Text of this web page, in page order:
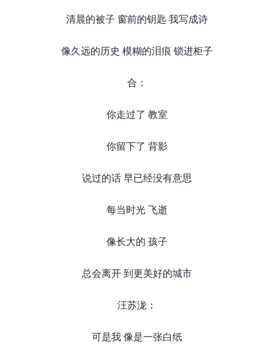
清晨的被子 窗前的钥匙 我写成诗
像久远的历史 模糊的泪痕 锁进柜子
合：
你走过了 教室
你留下了 背影
说过的话 早已经没有意思
每当时光 飞逝
像长大的 孩子
总会离开 到更美好的城市
汪苏泷：
可是我 像是一张白纸